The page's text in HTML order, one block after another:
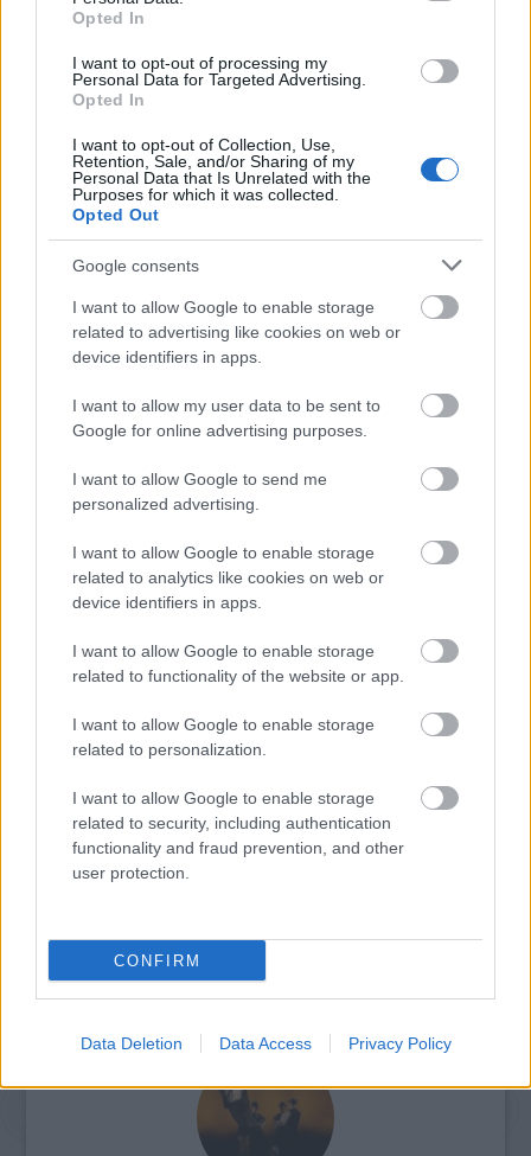
Opted In
I want to opt-out of processing my
Personal Data for Targeted Advertising.
Opted In
I want to opt-out of Collection, Use,
Retention, Sale, and/or Sharing of my
Personal Data that Is Unrelated with the
Purposes for which it was collected.
Opted Out
Google consents
I want to allow Google to enable storage
related to advertising like cookies on web or
device identifiers in apps.
I want to allow my user data to be sent to
Google for online advertising purposes.
I want to allow Google to send me
personalized advertising.
I want to allow Google to enable storage
related to analytics like cookies on web or
device identifiers in apps.
I want to allow Google to enable storage
related to functionality of the website or app.
I want to allow Google to enable storage
related to personalization.
I want to allow Google to enable storage
related to security, including authentication
functionality and fraud prevention, and other
user protection.
CONFIRM
Data Deletion Data Access Privacy Policy
Nagyterem 19:00
2020. január 14. Mezőség
2020. január 21. Bonchida háromszor (In
memoriam Ökrös Csaba)
2020. január 28. Gyimes
Az előadások után Zsuráfszky Zoltán
Nemzeti Táncszínház igazgatója beszélget
az "Élő Martin-Archívum" sorozatról.
Jegyvásárlás itt.
Erdély Tánc Néptánc Folk Nemzeti Táncszínház
ORSZÁGOS TÁNCHÁZTALÁLKOZÓ ÉS